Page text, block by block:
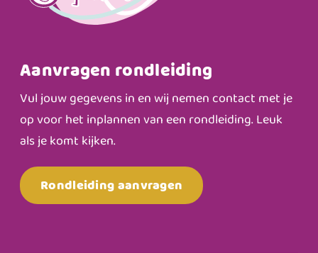
Aanvragen rondleiding
Vul jouw gegevens in en wij nemen contact met je
op voor het inplannen van een rondleiding. Leuk
als je komt kijken.
Rondleiding aanvragen